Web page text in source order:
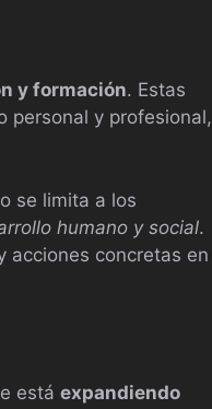
y formación. Estas
personal y profesional,
se limita a los
humano y social.
acciones concretas en
está expandiendo